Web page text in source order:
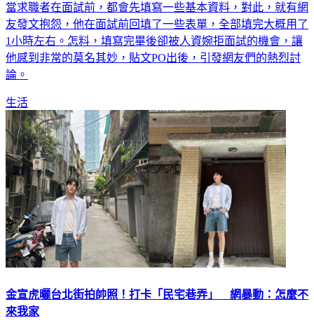
當求職者在面試前，都會先填寫一些基本資料，對此，就有網
友發文抱怨，他在面試前回填了一些表單，全部填完大概用了
1小時左右。怎料，填寫完畢後卻被人資婉拒面試的機會，讓
他感到非常的莫名其妙，貼文PO出後，引發網友們的熱烈討
論。
生活
金宣虎曬台北街拍帥照！打卡「民宅巷弄」 網暴動：怎麼不
來我家